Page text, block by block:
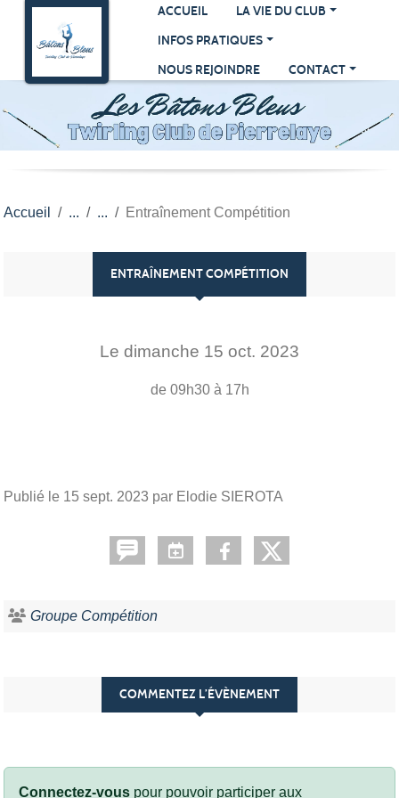
ACCUEIL
LA VIE DU CLUB
INFOS PRATIQUES
NOUS REJOINDRE
CONTACT
Accueil Entraînement Compétition
ENTRAÎNEMENT COMPÉTITION
Le dimanche 15 oct. 2023
de 09h30 à 17h
Publié le 15 sept. 2023 par Elodie SIEROTA
Groupe Compétition
COMMENTEZ L’ÉVÈNEMENT
Connectez-vous pour pouvoir participer aux
Panneau de gestion des cookies